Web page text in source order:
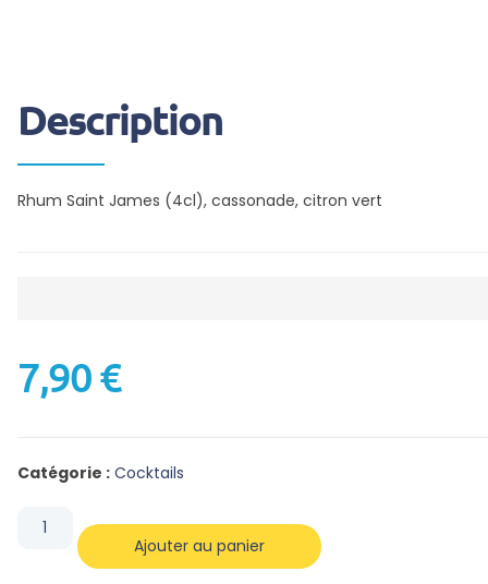
Description
Rhum Saint James (4cl), cassonade, citron vert
7,90€
Catégorie : Cocktails
Ajouter au panier